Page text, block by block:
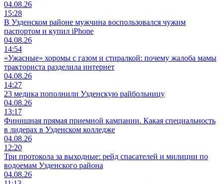
04.08.26
15:28
В Узденском районе мужчина воспользовался чужим
паспортом и купил iPhone
04.08.26
14:54
«Ужасные» хоромы с газом и стиралкой: почему жалоба мамы
тракториста разделила интернет
04.08.26
14:27
23 медика пополнили Узденскую райбольницу
04.08.26
13:17
Финишная прямая приемной кампании. Какая специальность
в лидерах в Узденском колледже
04.08.26
12:20
Три протокола за выходные: рейд спасателей и милиции по
водоемам Узденского района
04.08.26